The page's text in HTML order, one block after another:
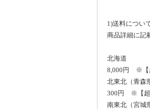
1)送料につい
商品詳細に記
北海道
8,000円 ※【
北東北（青森
300円 ※【超
南東北（宮城